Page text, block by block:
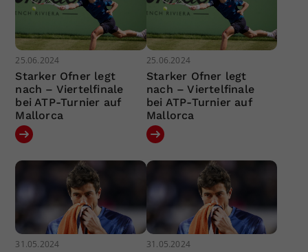
25.06.2024
Starker Ofner legt
nach – Viertelfinale
bei ATP-Turnier auf
Mallorca
25.06.2024
Starker Ofner legt
nach – Viertelfinale
bei ATP-Turnier auf
Mallorca
31.05.2024 31.05.2024